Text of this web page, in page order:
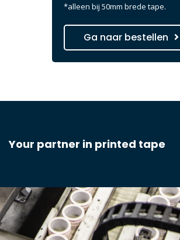
*alleen bij 50mm brede tape.
Ga naar bestellen
Your partner in printed tape